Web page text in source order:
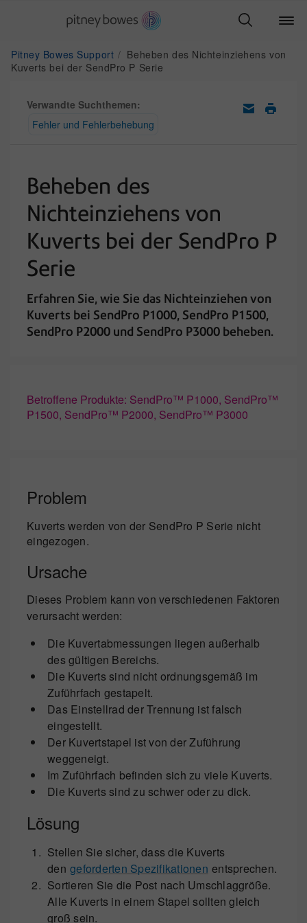
Pitney Bowes Support
Beheben des Nichteinziehens von
Kuverts bei der SendPro P Serie
Verwandte Suchthemen:
Fehler und Fehlerbehebung
Beheben des
Nichteinziehens von
Kuverts bei der SendPro P
Serie
Erfahren Sie, wie Sie das Nichteinziehen von
Kuverts bei SendPro P1000, SendPro P1500,
SendPro P2000 und SendPro P3000 beheben.
Betroffene Produkte: SendPro™ P1000, SendPro™
P1500, SendPro™ P2000, SendPro™ P3000
Problem
Kuverts werden von der SendPro P Serie nicht
eingezogen.
Ursache
Dieses Problem kann von verschiedenen Faktoren
verursacht werden:
Die Kuvertabmessungen liegen außerhalb
des gültigen Bereichs.
Die Kuverts sind nicht ordnungsgemäß im
Zuführfach gestapelt.
Das Einstellrad der Trennung ist falsch
eingestellt.
Der Kuvertstapel ist von der Zuführung
weggeneigt.
Im Zuführfach befinden sich zu viele Kuverts.
Die Kuverts sind zu schwer oder zu dick.
Lösung
Stellen Sie sicher, dass die Kuverts
den geforderten Spezifikationen entsprechen.
Sortieren Sie die Post nach Umschlaggröße.
Alle Kuverts in einem Stapel sollten gleich
groß sein.